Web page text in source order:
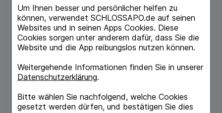
Um Ihnen besser und persönlicher helfen zu
können, verwendet SCHLOSSAPO.de auf seinen
Websites und in seinen Apps Cookies. Diese
Cookies sorgen unter anderem dafür, dass Sie die
Website und die App reibungslos nutzen können.
Weitergehende Informationen finden Sie in unserer
Datenschutzerklärung.
Bitte wählen Sie nachfolgend, welche Cookies
gesetzt werden dürfen, und bestätigen Sie dies
Rückmeldung und
Kontaktangaben
Sie haben eine Anmerkung oder einen Hinweis zu